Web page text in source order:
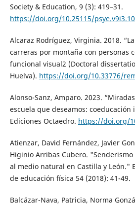
Society & Education, 9 (3): 419–31.
https://doi.org/10.25115/
Alcaraz Rodríguez, Virginia. 2018.
carreras por montaña con personas
funcional visual2 (Doctoral
Huelva). https://doi.org/10.33776/
Alonso-Sanz, Amparo. 2023.
escuela que deseamos: coeducación
Ediciones Octaedro. https://doi.org/
Atienzar, David Fernández, Javier
Higinio Arribas Cubero.
al medio natural en Castilla y León."
de educación física 54 (2018): 41-49.
Balcázar-Nava, Patricia, Norma